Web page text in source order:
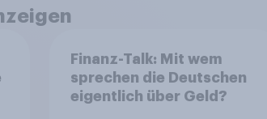
Finanz-Talk: Mit wem
sprechen die Deutschen
eigentlich über Geld?